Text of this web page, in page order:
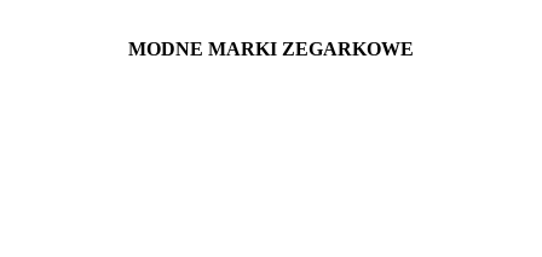
MODNE MARKI ZEGARKOWE